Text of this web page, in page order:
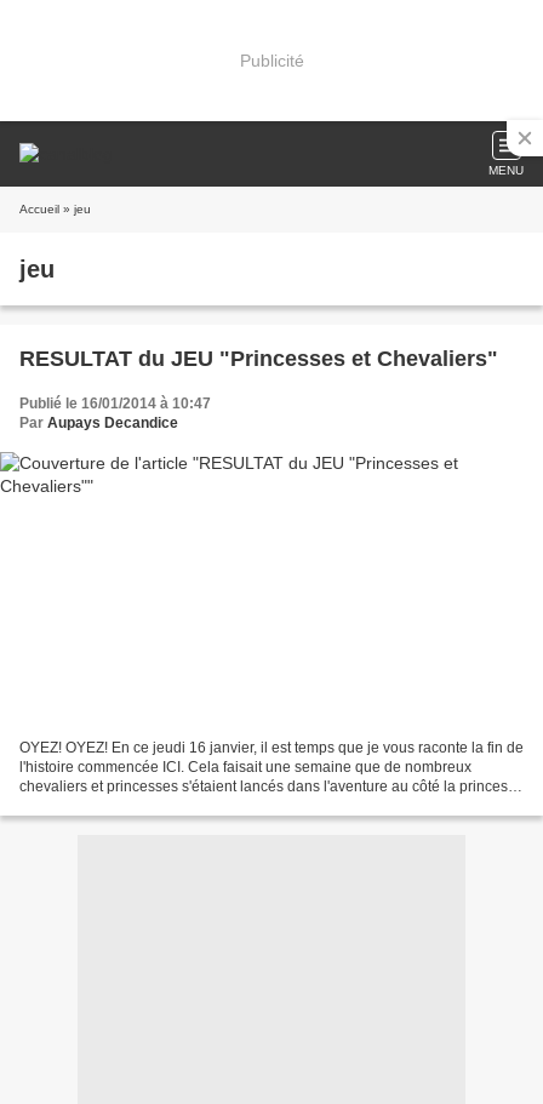
Publicité
MENU
Accueil » jeu
jeu
RESULTAT du JEU "Princesses et Chevaliers"
Publié le 16/01/2014 à 10:47
Par Aupays Decandice
OYEZ! OYEZ! En ce jeudi 16 janvier, il est temps que je vous raconte la fin de
l'histoire commencée ICI. Cela faisait une semaine que de nombreux
chevaliers et princesses s'étaient lancés dans l'aventure au côté la princesse